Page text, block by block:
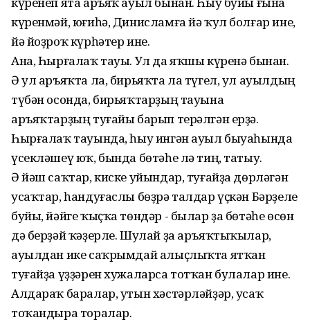
күренмәй, юғиһә, Динисламға йә ҡул болғар ине,
йә йоҙроҡ күрһәтер ине.
Ана, Һырғалаҡ тауы. Ул да яҡшы күренә бынан.
Ә ул аръяҡта ла, бирьяҡта ла түгел, ул ауылдың
түбән осонда, бирьяҡтарҙың тауына
аръяҡтарҙың туғайы барып терәлгән ерҙә.
Һырғалаҡ тауында, һыу ингән ауыл быуаһында
үсекләшеү юҡ, бында бөтәһе лә тиң, татыу.
Ә йәш саҡтар, киске уйындар, туғайҙа дөрләгән
усаҡтар, һандуғаслы бөҙрә талдар үҫкән Бәрҙеле
буйы, йәйге ҡыҫҡа төндәр - былар ҙа бөтәһе өсөн
дә берҙәй ҡәҙерле. Шулай ҙа аръяҡтыҡылар,
ауылдан ике саҡрымдай алыҫлыҡта ятҡан
туғайҙа үҙҙәрен хужаларса тотҡан булалар ине.
Алдараҡ баралар, утын хәстәрләйҙәр, усаҡ
тоҡандыра торалар.